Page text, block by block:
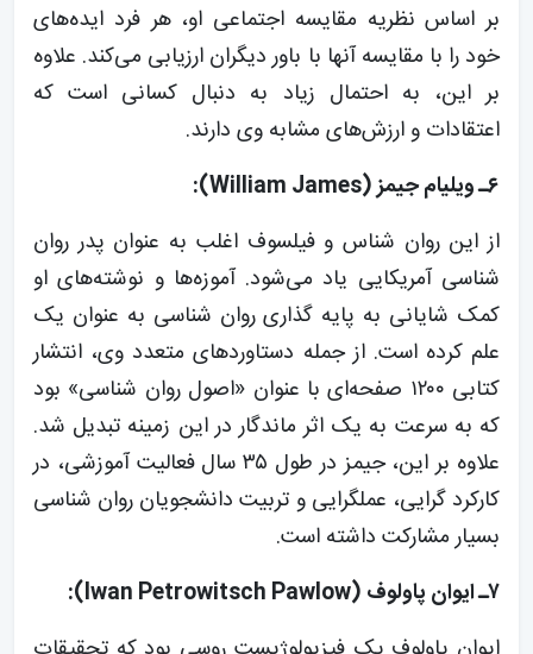
بر اساس نظریه مقایسه اجتماعی او، هر فرد ایده‌های
خود را با مقایسه آنها با باور دیگران ارزیابی می‌کند. علاوه
بر این، به احتمال زیاد به دنبال کسانی است که
اعتقادات و ارزش‌های مشابه وی دارند.
۶ـ ویلیام جیمز (William James):
از این روان شناس و فیلسوف اغلب به عنوان پدر روان
شناسی آمریکایی یاد می‌شود. آموزه‌ها و نوشته‌های او
کمک شایانی به پایه گذاری روان شناسی به عنوان یک
علم کرده است. از جمله دستاوردهای متعدد وی، انتشار
کتابی ۱۲۰۰ صفحه‌ای با عنوان «اصول روان شناسی» بود
که به سرعت به یک اثر ماندگار در این زمینه تبدیل شد.
علاوه بر این، جیمز در طول ۳۵ سال فعالیت آموزشی، در
کارکرد گرایی، عملگرایی و تربیت دانشجویان روان شناسی
بسیار مشارکت داشته است.
۷ـ ایوان پاولوف (Iwan Petrowitsch Pawlow):